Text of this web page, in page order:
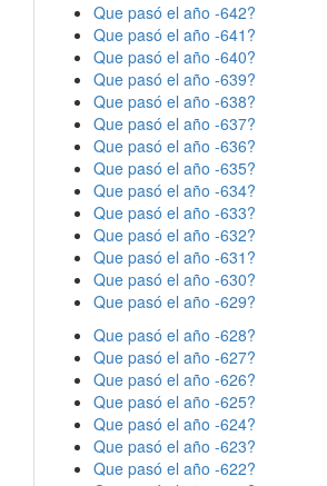
Que pasó el año -642?
Que pasó el año -641?
Que pasó el año -640?
Que pasó el año -639?
Que pasó el año -638?
Que pasó el año -637?
Que pasó el año -636?
Que pasó el año -635?
Que pasó el año -634?
Que pasó el año -633?
Que pasó el año -632?
Que pasó el año -631?
Que pasó el año -630?
Que pasó el año -629?
Que pasó el año -628?
Que pasó el año -627?
Que pasó el año -626?
Que pasó el año -625?
Que pasó el año -624?
Que pasó el año -623?
Que pasó el año -622?